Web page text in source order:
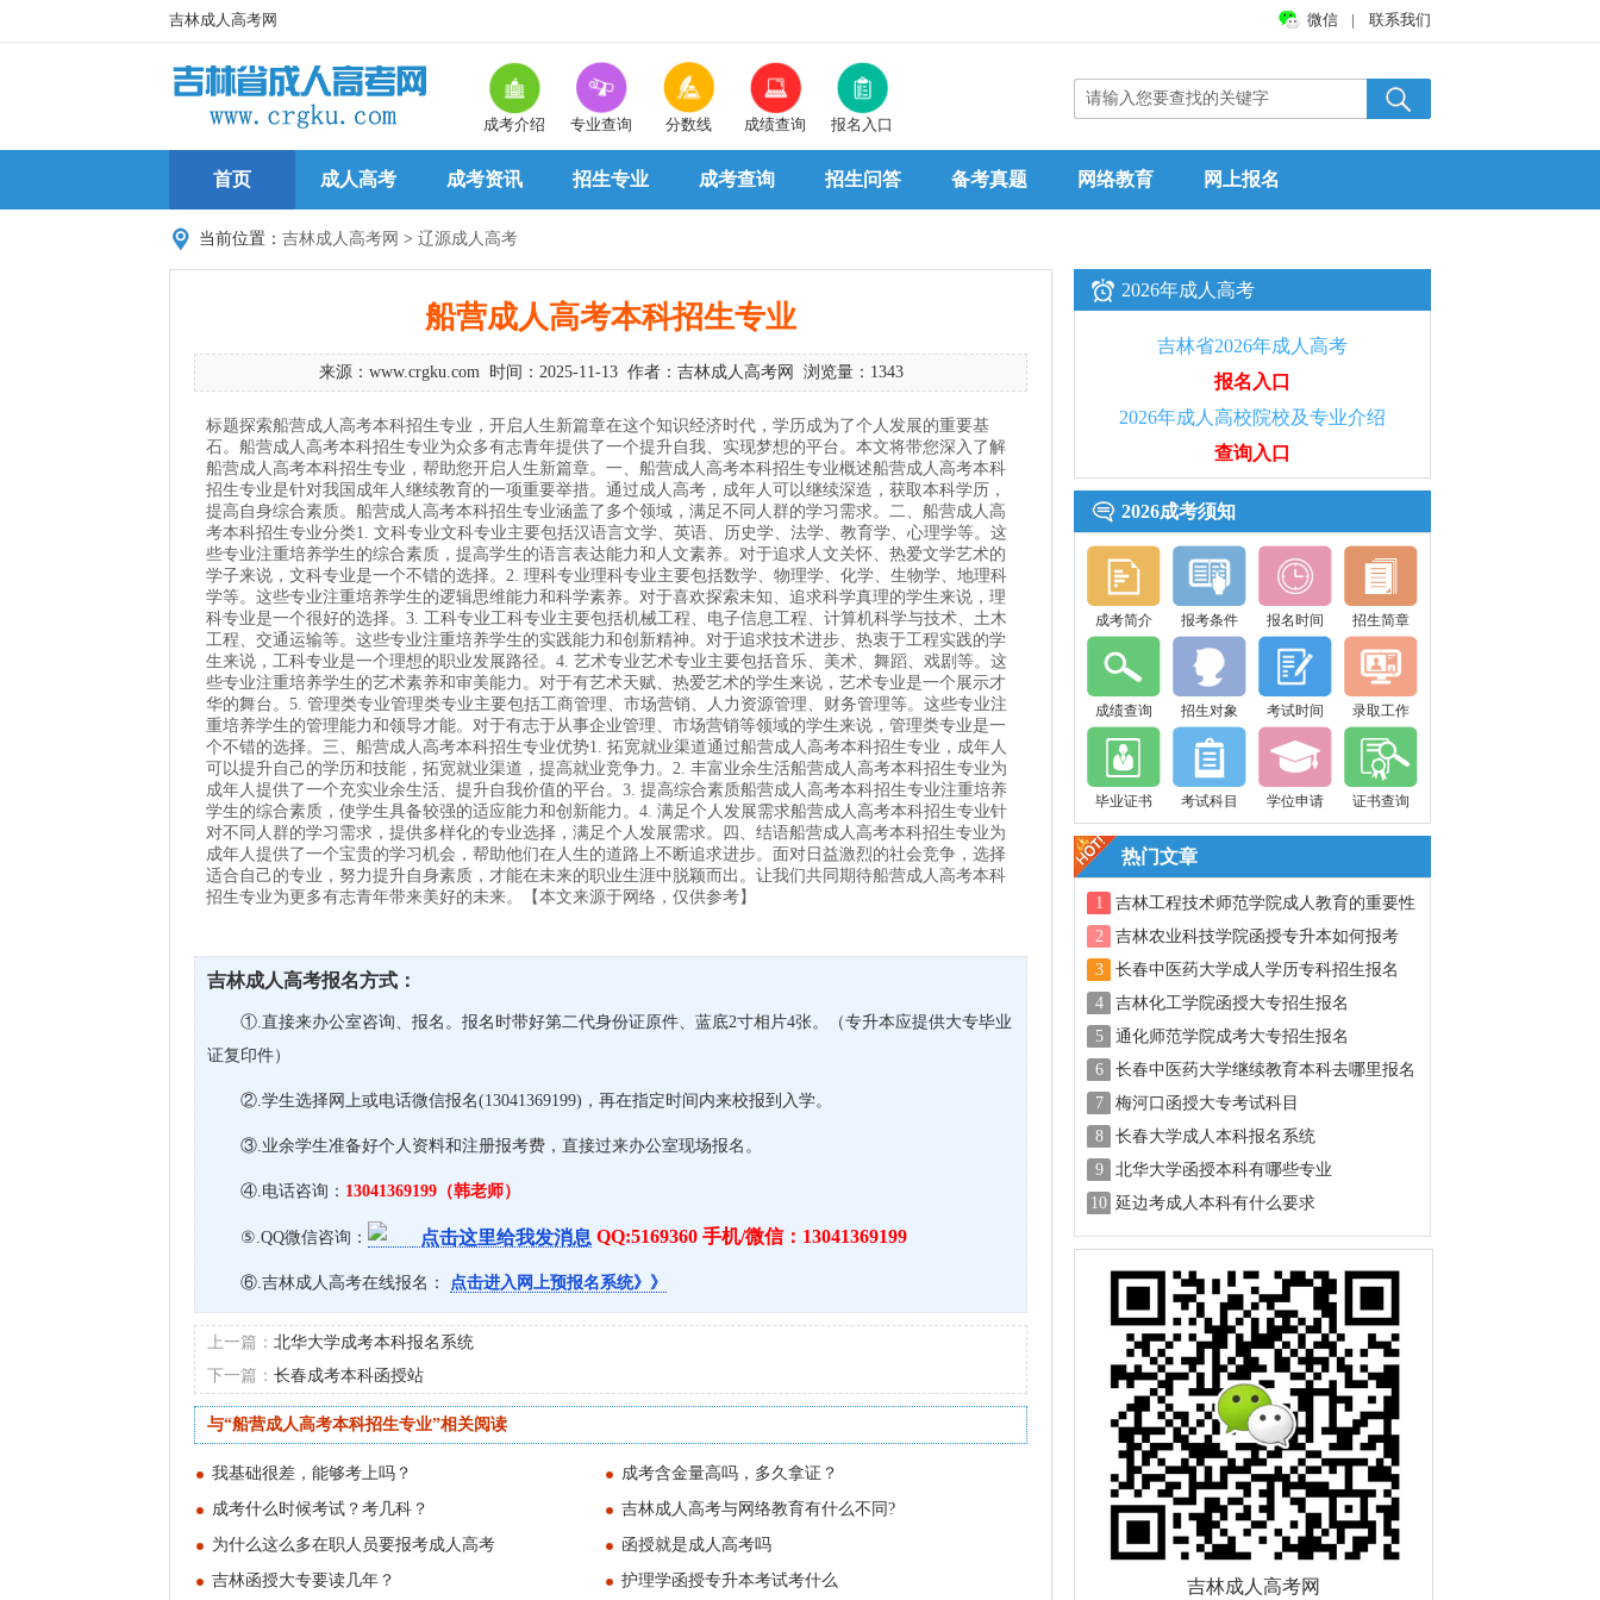
吉林成人高考网 微信 | 联系我们
成考介绍 专业查询 分数线 成绩查询 报名入口
首页 成人高考 成考资讯 招生专业 成考查询 招生问答 备考真题 网络教育 网上报名
当前位置： 吉林成人高考网 > 辽源成人高考
船营成人高考本科招生专业
来源： www.crgku.com时间：2025-11-13 作者：吉林成人高考网 浏览量：1343
标题探索船营成人高考本科招生专业，开启人生新篇章在这个知识经济时代，学历成为了个人发展的重要基
石。船营成人高考本科招生专业为众多有志青年提供了一个提升自我、实现梦想的平台。本文将带您深入了解
船营成人高考本科招生专业，帮助您开启人生新篇章。一、船营成人高考本科招生专业概述船营成人高考本科
招生专业是针对我国成年人继续教育的一项重要举措。通过成人高考，成年人可以继续深造，获取本科学历，
提高自身综合素质。船营成人高考本科招生专业涵盖了多个领域，满足不同人群的学习需求。二、船营成人高
考本科招生专业分类1. 文科专业文科专业主要包括汉语言文学、英语、历史学、法学、教育学、心理学等。这
些专业注重培养学生的综合素质，提高学生的语言表达能力和人文素养。对于追求人文关怀、热爱文学艺术的
学子来说，文科专业是一个不错的选择。2. 理科专业理科专业主要包括数学、物理学、化学、生物学、地理科
学等。这些专业注重培养学生的逻辑思维能力和科学素养。对于喜欢探索未知、追求科学真理的学生来说，理
科专业是一个很好的选择。3. 工科专业工科专业主要包括机械工程、电子信息工程、计算机科学与技术、土木
工程、交通运输等。这些专业注重培养学生的实践能力和创新精神。对于追求技术进步、热衷于工程实践的学
生来说，工科专业是一个理想的职业发展路径。4. 艺术专业艺术专业主要包括音乐、美术、舞蹈、戏剧等。这
些专业注重培养学生的艺术素养和审美能力。对于有艺术天赋、热爱艺术的学生来说，艺术专业是一个展示才
华的舞台。5. 管理类专业管理类专业主要包括工商管理、市场营销、人力资源管理、财务管理等。这些专业注
重培养学生的管理能力和领导才能。对于有志于从事企业管理、市场营销等领域的学生来说，管理类专业是一
个不错的选择。三、船营成人高考本科招生专业优势1. 拓宽就业渠道通过船营成人高考本科招生专业，成年人
可以提升自己的学历和技能，拓宽就业渠道，提高就业竞争力。2. 丰富业余生活船营成人高考本科招生专业为
成年人提供了一个充实业余生活、提升自我价值的平台。3. 提高综合素质船营成人高考本科招生专业注重培养
学生的综合素质，使学生具备较强的适应能力和创新能力。4. 满足个人发展需求船营成人高考本科招生专业针
对不同人群的学习需求，提供多样化的专业选择，满足个人发展需求。四、结语船营成人高考本科招生专业为
成年人提供了一个宝贵的学习机会，帮助他们在人生的道路上不断追求进步。面对日益激烈的社会竞争，选择
适合自己的专业，努力提升自身素质，才能在未来的职业生涯中脱颖而出。让我们共同期待船营成人高考本科
招生专业为更多有志青年带来美好的未来。【本文来源于网络，仅供参考】
吉林成人高考报名方式：
①.直接来办公室咨询、报名。报名时带好第二代身份证原件、蓝底2寸相片4张。（专升本应提供大专毕业
证复印件）
②.学生选择网上或电话微信报名(13041369199)，再在指定时间内来校报到入学。
③.业余学生准备好个人资料和注册报考费，直接过来办公室现场报名。
④.电话咨询： 13041369199（韩老师）
⑤.QQ微信咨询： QQ:5169360 手机/微信：13041369199
⑥.吉林成人高考在线报名： 点击进入网上预报名系统》》
上一篇： 北华大学成考本科报名系统
下一篇： 长春成考本科函授站
与“船营成人高考本科招生专业”相关阅读
我基础很差，能够考上吗？
成考含金量高吗，多久拿证？
成考什么时候考试？考几科？
吉林成人高考与网络教育有什么不同?
为什么这么多在职人员要报考成人高考
函授就是成人高考吗
吉林函授大专要读几年？
护理学函授专升本考试考什么
2026年成人高考
吉林省2026年成人高考
报名入口
2026年成人高校院校及专业介绍
查询入口
2026成考须知
成考简介 报考条件 报名时间 招生简章
成绩查询 招生对象 考试时间 录取工作
毕业证书 考试科目 学位申请 证书查询
热门文章
1
吉林工程技术师范学院成人教育的重要性
2
吉林农业科技学院函授专升本如何报考
3
长春中医药大学成人学历专科招生报名
4
吉林化工学院函授大专招生报名
5
通化师范学院成考大专招生报名
6
长春中医药大学继续教育本科去哪里报名
7
梅河口函授大专考试科目
8
长春大学成人本科报名系统
9
北华大学函授本科有哪些专业
10 延边考成人本科有什么要求
吉林成人高考网